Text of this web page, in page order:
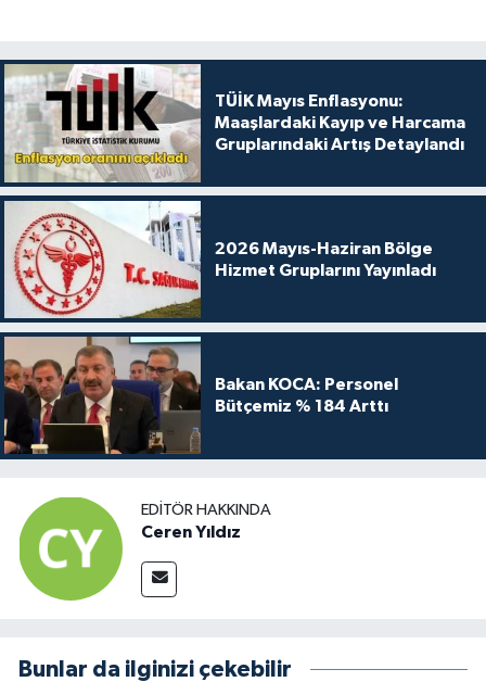
TÜİK Mayıs Enflasyonu:
Maaşlardaki Kayıp ve Harcama
Gruplarındaki Artış Detaylandı
2026 Mayıs-Haziran Bölge
Hizmet Gruplarını Yayınladı
Bakan KOCA: Personel
Bütçemiz % 184 Arttı
EDITÖR HAKKINDA
Ceren Yıldız
Bunlar da ilginizi çekebilir